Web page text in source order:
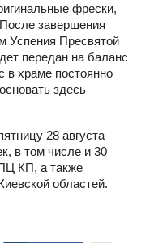
фрески,
завершения
Успения Пресвятой
передан на баланс
храме постоянно
здесь
28 августа
в том числе и 30
КП, а также
областей.